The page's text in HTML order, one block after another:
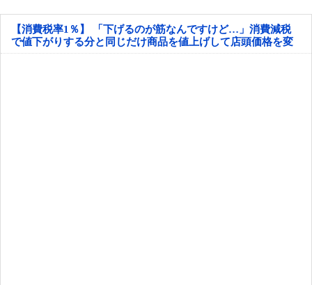
【消費税率1％】 「下げるのが筋なんですけど…」消費減税
で値下がりする分と同じだけ商品を値上げして店頭価格を変
えない店も